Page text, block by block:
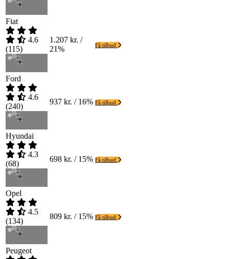
Fiat
4.6
(115)
1.207 kr. /
21%
Få tilbud
Ford
4.6
(240)
937 kr. / 16% Få tilbud
Hyundai
4.3
(68)
698 kr. / 15% Få tilbud
Opel
4.5
(134)
809 kr. / 15% Få tilbud
Peugeot